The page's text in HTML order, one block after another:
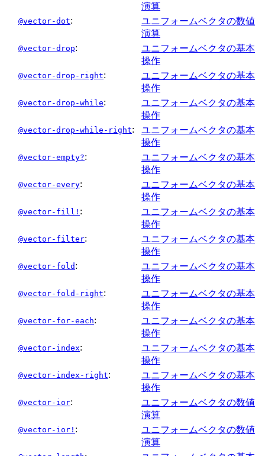
演算
@vector-dot:
ユニフォームベクタの数値
演算
@vector-drop:
ユニフォームベクタの基本
操作
@vector-drop-right:
ユニフォームベクタの基本
操作
@vector-drop-while:
ユニフォームベクタの基本
操作
@vector-drop-while-right:
ユニフォームベクタの基本
操作
@vector-empty?:
ユニフォームベクタの基本
操作
@vector-every:
ユニフォームベクタの基本
操作
@vector-fill! :
ユニフォームベクタの基本
操作
@vector-filter:
ユニフォームベクタの基本
操作
@vector-fold :
ユニフォームベクタの基本
操作
@vector-fold-right:
ユニフォームベクタの基本
操作
@vector-for-each:
ユニフォームベクタの基本
操作
@vector-index:
ユニフォームベクタの基本
操作
@vector-index-right:
ユニフォームベクタの基本
操作
@vector-ior:
ユニフォームベクタの数値
演算
@vector-ior! :
ユニフォームベクタの数値
演算